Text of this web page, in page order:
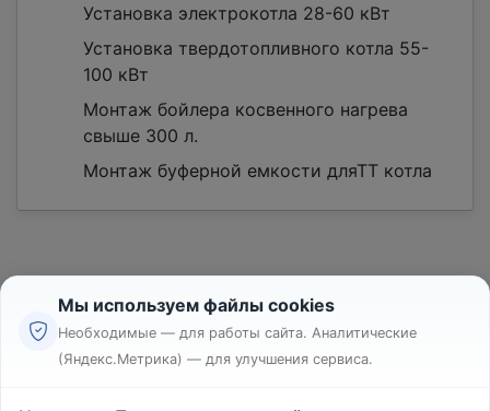
Установка электрокотла 28-60 кВт
Установка твердотопливного котла 55-
100 кВт
Монтаж бойлера косвенного нагрева
свыше 300 л.
Монтаж буферной емкости дляТТ котла
Реклама
Мы используем файлы cookies
Необходимые — для работы сайта. Аналитические
(Яндекс.Метрика) — для улучшения сервиса.